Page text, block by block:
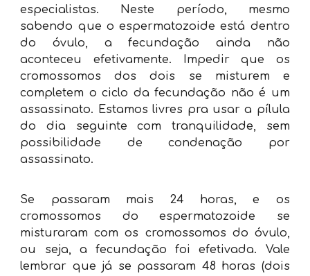
especialistas. Neste período, mesmo
sabendo que o espermatozoide está dentro
do óvulo, a fecundação ainda não
aconteceu efetivamente. Impedir que os
cromossomos dos dois se misturem e
completem o ciclo da fecundação não é um
assassinato. Estamos livres pra usar a pílula
do dia seguinte com tranquilidade, sem
possibilidade de condenação por
assassinato.
Se passaram mais 24 horas, e os
cromossomos do espermatozoide se
misturaram com os cromossomos do óvulo,
ou seja, a fecundação foi efetivada. Vale
lembrar que já se passaram 48 horas (dois